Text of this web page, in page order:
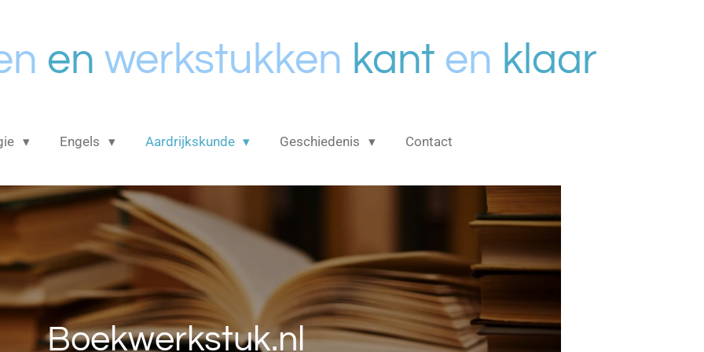
en werkstukken kant en klaar
Engels Aardrijkskunde Geschiedenis Contact
Boekwerkstuk.nl